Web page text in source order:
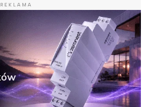
REKLAMA